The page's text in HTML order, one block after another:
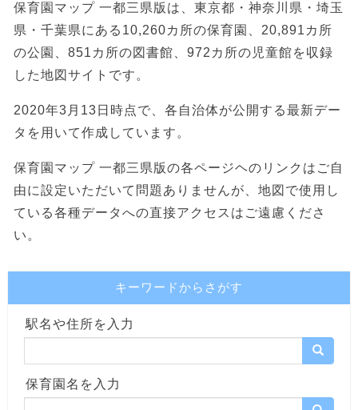
保育園マップ 一都三県版は、東京都・神奈川県・埼玉
県・千葉県にある10,260カ所の保育園、20,891カ所
の公園、851カ所の図書館、972カ所の児童館を収録
した地図サイトです。
2020年3月13日時点で、各自治体が公開する最新デー
タを用いて作成しています。
保育園マップ 一都三県版の各ページヘのリンクはご自
由に設定いただいて問題ありませんが、地図で使用し
ている各種データへの直接アクセスはご遠慮くださ
い。
キーワードからさがす
駅名や住所を入力
保育園名を入力